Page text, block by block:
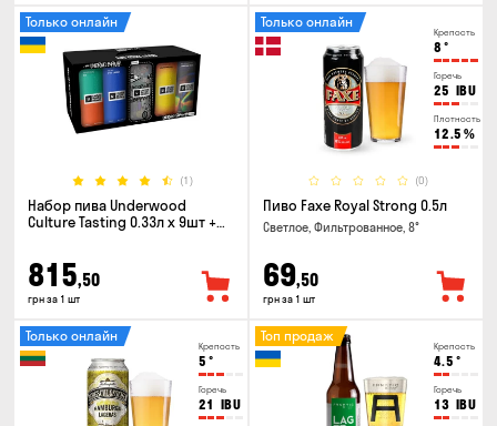
(1)
Только онлайн
Набор пива Underwood
Culture Tasting 0.33л x 9шт +
815,50
грн за 1 шт
Крепость
8 °
Горечь
25 IBU
Плотность
12.5 %
(0)
Только онлайн
Пиво Faxe Royal Strong 0.5л
Светлое, Фильтрованное, 8°
69,50
грн за 1 шт
Крепость
5 °
Горечь
21 IBU
Только онлайн
Крепость
4.5 °
Горечь
13 IBU
Топ продаж